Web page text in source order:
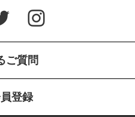
ご質問
登録